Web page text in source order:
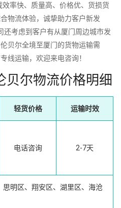
率快、质量高、价格优、货损货
物流体验，诚挚助力客户新发
考虑到客户有从厦门周边城市发
贝尔全境至厦门的货物运输需
线运输，欢迎来电咨询！
贝尔物流价格明细
轻货价格 运输时效
电话咨询 2-7天
思明区、翔安区、湖里区、海沧